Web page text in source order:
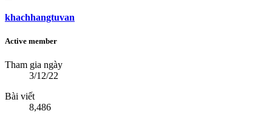
khachhangtuvan
Active member
Tham gia ngày
3/12/22
Bài viết
8,486